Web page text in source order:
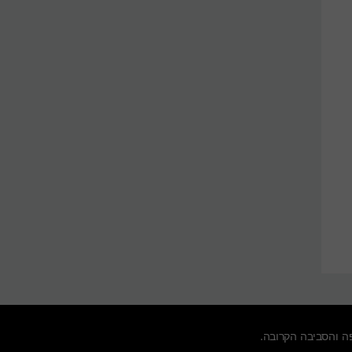
והסביבה הקרובה.